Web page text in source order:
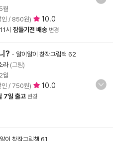
월
인 / 850원) 10.0
시 잠들기전 배송 변경
? - 알이알이 창작그림책 62
라(그림)
월
인 / 750원) 10.0
7일 출고 변경
이 창작그림책 61